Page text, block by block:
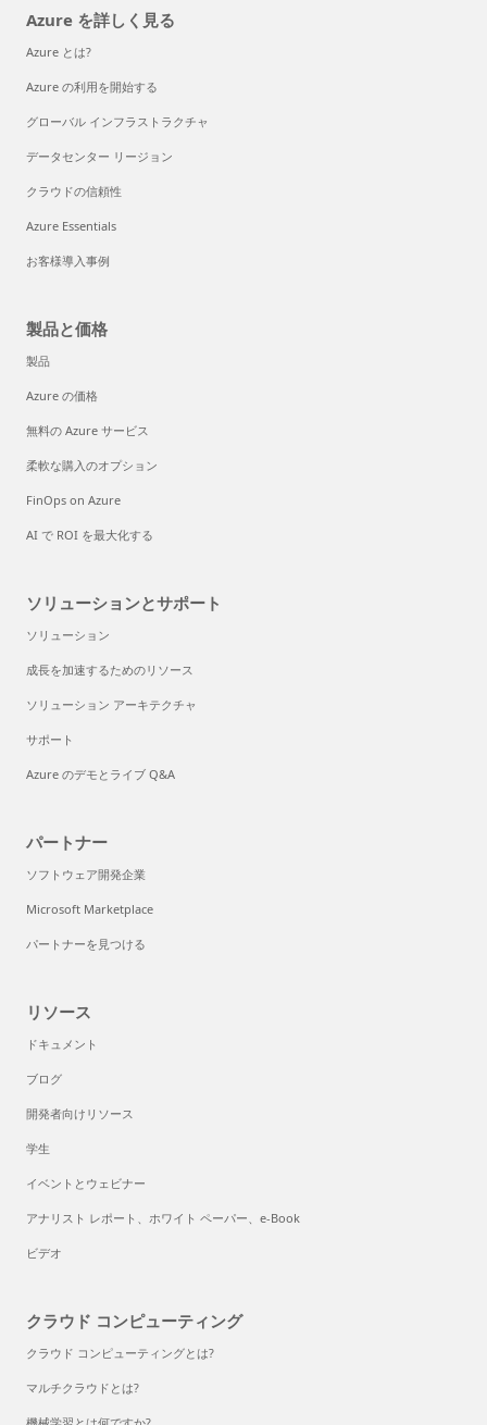
Azure を詳しく見る
Azure とは?
Azure の利用を開始する
グローバル インフラストラクチャ
データセンター リージョン
クラウドの信頼性
Azure Essentials
お客様導入事例
製品と価格
製品
Azure の価格
無料の Azure サービス
柔軟な購入のオプション
FinOps on Azure
AI で ROI を最大化する
ソリューションとサポート
ソリューション
成長を加速するためのリソース
ソリューション アーキテクチャ
サポート
Azure のデモとライブ Q&A
パートナー
ソフトウェア開発企業
Microsoft Marketplace
パートナーを見つける
リソース
ドキュメント
ブログ
開発者向けリソース
学生
イベントとウェビナー
アナリスト レポート、ホワイト ペーパー、e-Book
ビデオ
クラウド コンピューティング
クラウド コンピューティングとは?
マルチクラウドとは?